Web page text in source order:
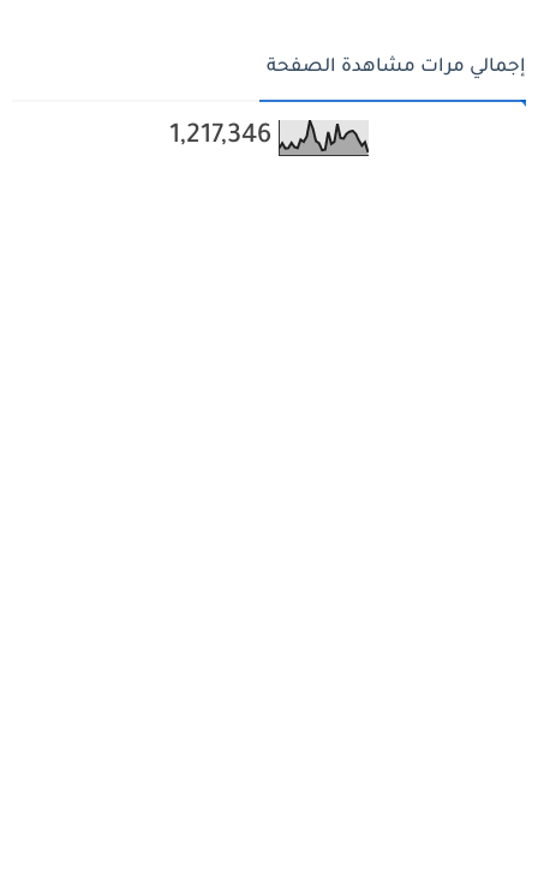
إجمالي مرات مشاهدة الصفحة
1,217,346